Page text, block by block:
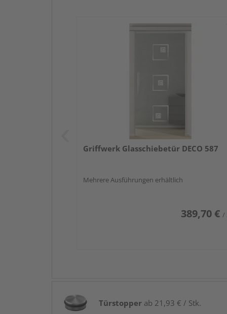
Griffwerk Glasschiebetür DECO 587
Mehrere Ausführungen erhältlich
389,70 € /
Türstopper ab 21,93 € / Stk.